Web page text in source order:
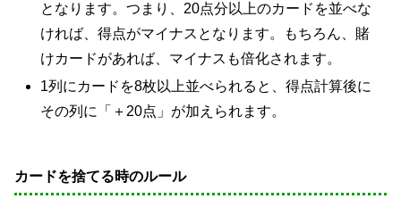
となります。つまり、20点分以上のカードを並べな
ければ、得点がマイナスとなります。もちろん、賭
けカードがあれば、マイナスも倍化されます。
1列にカードを8枚以上並べられると、得点計算後に
その列に「＋20点」が加えられます。
カードを捨てる時のルール